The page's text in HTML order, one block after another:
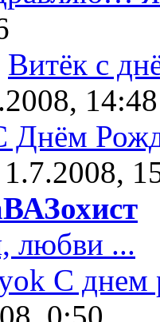
Витёк с
14:48
Днём
1.7.2008,
любви ...
С днем